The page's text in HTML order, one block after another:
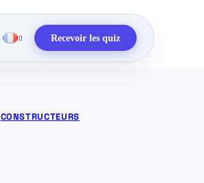
Recevoir les quiz
CONSTRUCTEURS